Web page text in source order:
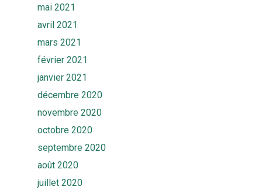
mai 2021
avril 2021
mars 2021
février 2021
janvier 2021
décembre 2020
novembre 2020
octobre 2020
septembre 2020
août 2020
juillet 2020